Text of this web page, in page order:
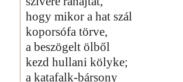
hogy mikor a hat szál
koporsófa törve,
a beszögelt ölből
kezd hullani kölyke;
a katafalk-bársony